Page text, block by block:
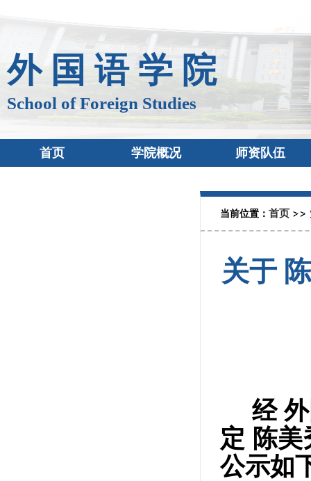
外 国 语 学 院
School of Foreign Studies
首页 学院概况 师资队伍
当前位置： 首页
关于
经
定 陈
公示如